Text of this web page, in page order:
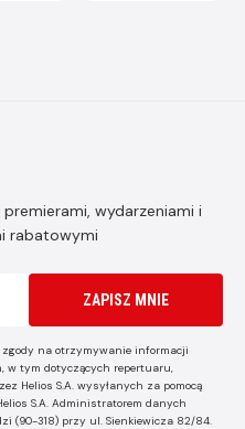
wydarzeniami i
rabatowymi
ZAPISZ MNIE
na otrzymywanie informacji
w tym dotyczących repertuaru,
Helios S.A. wysyłanych za pomocą
S.A. Administratorem danych
(90-318) przy ul. Sienkiewicza 82/84.